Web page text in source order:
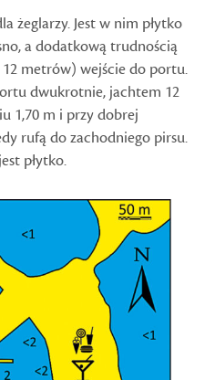
żeglarzy. Jest w nim płytko
a dodatkową trudnością
metrów) wejście do portu.
dwukrotnie, jachtem 12
1,70 m i przy dobrej
rufą do zachodniego pirsu.
płytko.